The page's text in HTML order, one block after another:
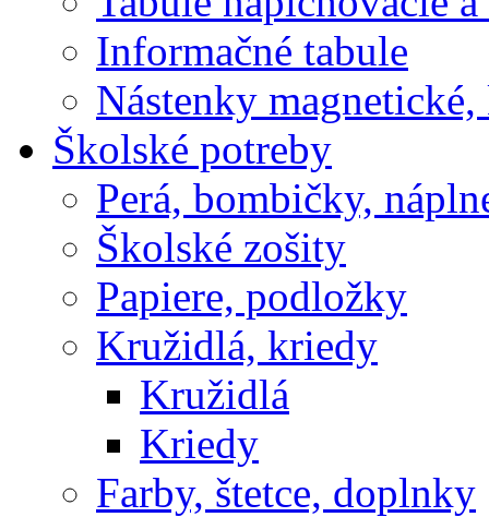
Informačné tabule
Nástenky
Školské potreby
Perá, bombičky,
Školské zošity
Papiere, podložky
Kružidlá, kriedy
Kružidlá
Kriedy
Farby, štetce, doplnky